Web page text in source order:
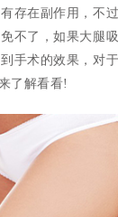
存在副作用，不
不了，如果大腿
手术的效果，对
了解看看!